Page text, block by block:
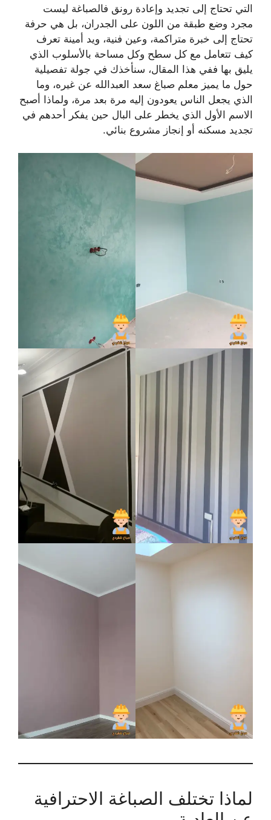
التي تحتاج إلى تجديد وإعادة رونق فالصباغة ليست
مجرد وضع طبقة من اللون على الجدران، بل هي حرفة
تحتاج إلى خبرة متراكمة، وعين فنية، ويد أمينة تعرف
كيف تتعامل مع كل سطح وكل مساحة بالأسلوب الذي
يليق بها ففي هذا المقال، سنأخذك في جولة تفصيلية
حول ما يميز معلم صباغ سعد العبدالله عن غيره، وما
الذي يجعل الناس يعودون إليه مرة بعد مرة، ولماذا أصبح
الاسم الأول الذي يخطر على البال حين يفكر أحدهم في
تجديد مسكنه أو إنجاز مشروع بنائي.
لماذا تختلف الصباغة الاحترافية